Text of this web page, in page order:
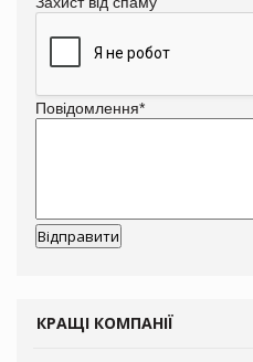
Повідомлення*
КРАЩІ КОМПАНІЇ